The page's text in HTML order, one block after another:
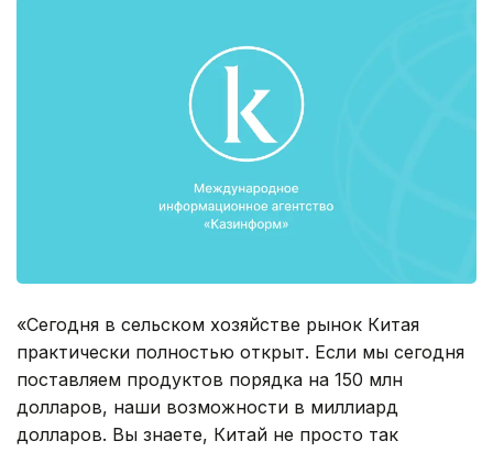
«Сегодня в сельском хозяйстве рынок Китая
практически полностью открыт. Если мы сегодня
поставляем продуктов порядка на 150 млн
долларов, наши возможности в миллиард
долларов. Вы знаете, Китай не просто так